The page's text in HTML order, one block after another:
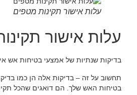
עלות אישור תקינות מטפים
עלות אישור
בדיקות שנתיות של אמצעי בטיחות אש
תחשוב על זה – בדיקות אלה הן כמו
בטיחות האש שלך. הם דואגים שהכל